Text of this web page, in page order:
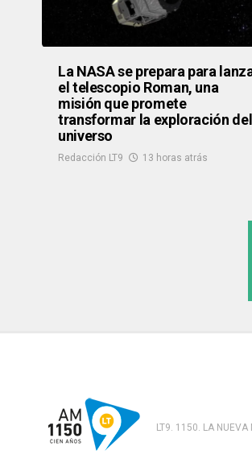
La NASA se prepara para
el telescopio Roman, una
misión que promete
transformar la exploración del
universo
Redacción LT9 13 horas atrás
LT9. 1150. LA NUEVA